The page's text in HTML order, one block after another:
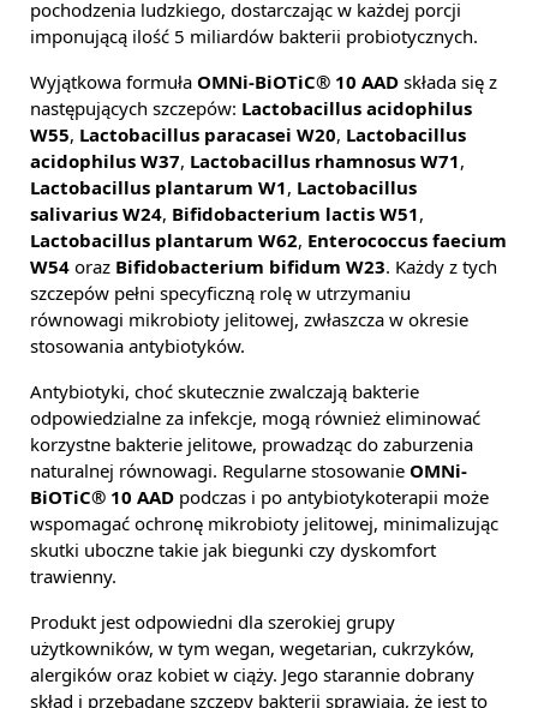
pochodzenia ludzkiego, dostarczając w każdej porcji
imponującą ilość 5 miliardów bakterii probiotycznych.
Wyjątkowa formuła OMNi-BiOTiC® 10 AAD składa się z
następujących szczepów: Lactobacillus acidophilus
W55, Lactobacillus paracasei W20, Lactobacillus
acidophilus W37, Lactobacillus rhamnosus W71 ,
Lactobacillus plantarum W1 , Lactobacillus
salivarius W24, Bifidobacterium lactis W51 ,
Lactobacillus plantarum W62, Enterococcus faecium
W54 oraz Bifidobacterium bifidum W23. Każdy z tych
szczepów pełni specyficzną rolę w utrzymaniu
równowagi mikrobioty jelitowej, zwłaszcza w okresie
stosowania antybiotyków.
Antybiotyki, choć skutecznie zwalczają bakterie
odpowiedzialne za infekcje, mogą również eliminować
korzystne bakterie jelitowe, prowadząc do zaburzenia
naturalnej równowagi. Regularne stosowanie OMNi-
BiOTiC® 10 AAD podczas i po antybiotykoterapii może
wspomagać ochronę mikrobioty jelitowej, minimalizując
skutki uboczne takie jak biegunki czy dyskomfort
trawienny.
Produkt jest odpowiedni dla szerokiej grupy
użytkowników, w tym wegan, wegetarian, cukrzyków,
alergików oraz kobiet w ciąży. Jego starannie dobrany
skład i przebadane szczepy bakterii sprawiają, że jest to